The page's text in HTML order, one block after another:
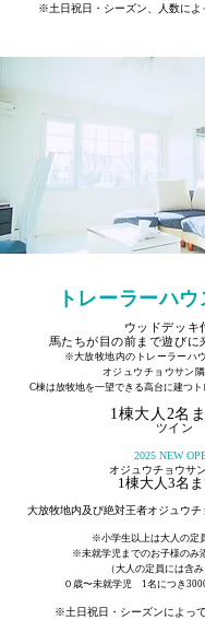
​※土日祝日・シーズン、人数によ
トレーラーハ
ウッドデッキ
馬たちが目の前まで遊びに
※​大放牧地内のトレーラーハ
オジュウチョウサン
C棟は放牧地を一望できる高台に建つト
1棟大人2名
ツイン
2025 NEW
オジュウチョウサ
1棟大人3名
大放牧地内及び絶対王者オジュウ
※小学生以上は大人の定
※未就学児までのお子様のみ
（大人の定員には含み
０歳〜未就学児 1名につき
※土日祝日・シーズンによっ